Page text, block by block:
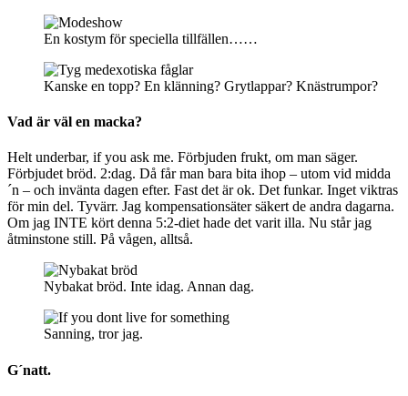
En kostym för speciella tillfällen……
Kanske en topp? En klänning? Grytlappar? Knästrumpor?
Vad är väl en macka?
Helt underbar, if you ask me. Förbjuden frukt, om man säger.
Förbjudet bröd. 2:dag. Då får man bara bita ihop – utom vid midda
´n – och invänta dagen efter. Fast det är ok. Det funkar. Inget viktras
för min del. Tyvärr. Jag kompensationsäter säkert de andra dagarna.
Om jag INTE kört denna 5:2-diet hade det varit illa. Nu står jag
åtminstone still. På vågen, alltså.
Nybakat bröd. Inte idag. Annan dag.
Sanning, tror jag.
G´natt.